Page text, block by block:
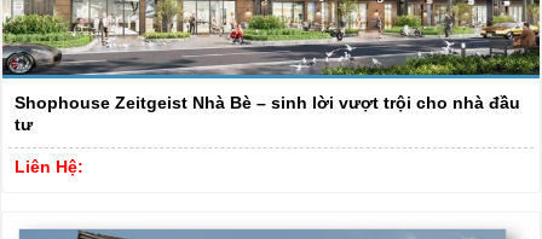
Shophouse Zeitgeist Nhà Bè – sinh lời vượt trội cho nhà đầu
tư
Liên Hệ: